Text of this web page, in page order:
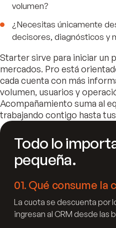
volumen?
¿Necesitas únicamente
decisores, diagnósticos y
Starter sirve para iniciar un
mercados. Pro está
cada cuenta con más
volumen, usuarios y
Acompañamiento suma al
trabajando contigo hasta
Todo lo
pequeña.
01. Qué consume la
La cuota se descuenta por
ingresan al CRM desde las